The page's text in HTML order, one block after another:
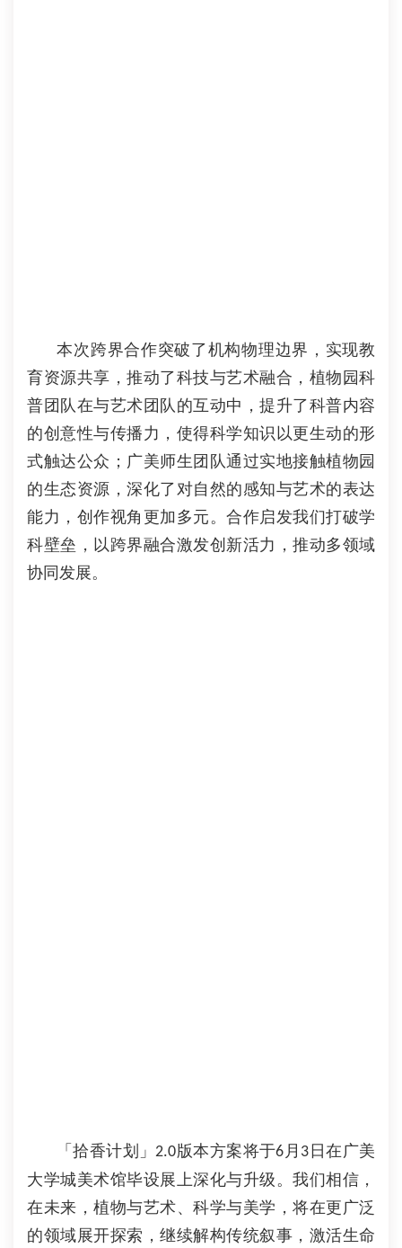
本次跨界合作突破了机构物理边界，实现教
育资源共享 ， 推动了科技与艺术融合， 植物园 科
普团队在与艺术团队的互动中，提升了科普内容
的创意性与传播力，使得科学知识以更生动的形
式触达公众； 广美师生团队通过实地接触植物园
的生态资源，深化了对自然的感知与艺术的表达
能力，创作视角更加多元。 合作启发我们打破学
科壁垒，以跨界融合激发创新活力，推动多领域
协同发展。
「拾香计划」2.0版本方案将于6 月 3 日在广美
大学城美术馆毕设展上深化与升级。我们相信，
在未来，植物与艺术、科学与美学，将在更广泛
的领域展开探索，继续解构传统叙事，激活生命